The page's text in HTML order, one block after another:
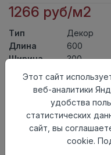
1266 руб/м2
Тип
Декор
Длина
600
Ширина
300
Актуальность
Товарная
Поверхность
глянцевая
Киргизия
Этот сайт
веб-аналитики
удобства
статистических
сайт, вы
cookie.